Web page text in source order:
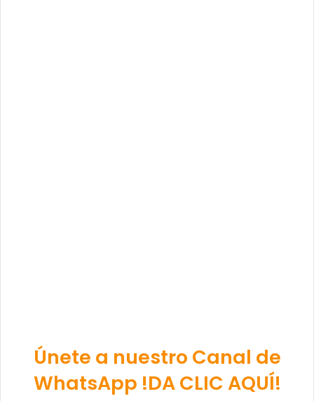
Únete a nuestro Canal de
WhatsApp !DA CLIC AQUÍ!